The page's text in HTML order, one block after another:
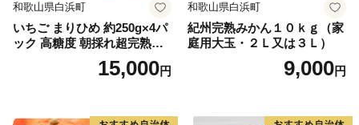
和歌山県白浜町
いちご まりひめ 約250g×4パ
ック 高糖度 朝採れ超完熟ま
りひめ 1月以降発送分
15,000円
和歌山県白浜町
紀州完熟みかん１０ｋｇ（家
庭用大玉・２Ｌ又は３Ｌ）
9,000円